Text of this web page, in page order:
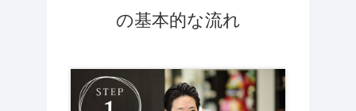
の基本的な流れ